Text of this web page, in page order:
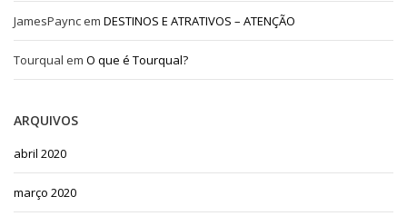
JamesPaync em DESTINOS E ATRATIVOS – ATENÇÃO
Tourqual em O que é Tourqual?
ARQUIVOS
abril 2020
março 2020